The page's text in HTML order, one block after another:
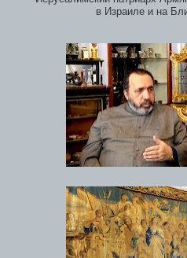
в Израиле и на